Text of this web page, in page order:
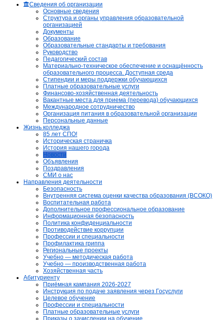
Сведения об организации
Основные сведения
Структура и органы управления образовательной
организацией
Документы
Образование
Образовательные стандарты и требования
Руководство
Педагогический состав
Материально-техническое обеспечение и оснащённость
образовательного процесса. Доступная среда
Стипендии и меры поддержки обучающихся
Платные образовательные услуги
Финансово-хозяйственная деятельность
Вакантные места для приема (перевода) обучающихся
Международное сотрудничество
Организация питания в образовательной организации
Персональные данные
Жизнь колледжа
85 лет СПО!
Историческая страничка
История нашего города
Новости
Объявления
Поздравления
СМИ о нас
Направления деятельности
Безопасность
Внутренняя система оценки качества образования (ВСОКО)
Воспитательная работа
Дополнительное профессиональное образование
Информационная безопасность
Политика конфиденциальности
Противодействие коррупции
Профессии и специальности
Профилактика гриппа
Региональные проекты
Учебно — методическая работа
Учебно — производственная работа
Хозяйственная часть
Абитуриенту
Приёмная кампания 2026-2027
Инструкция по подаче заявления через Госуслуги
Целевое обучение
Профессии и специальности
Платные образовательные услуги
Приказы о зачислении на обучение